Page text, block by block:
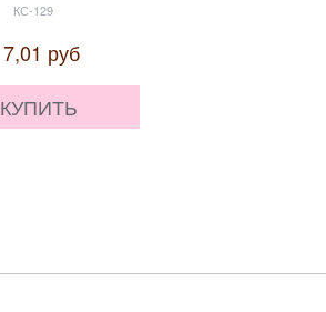
КС-129
7,01 руб
КУПИТЬ